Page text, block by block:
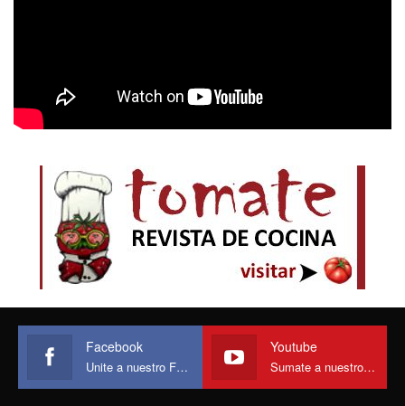
Facebook
Unite a nuestro Face
Youtube
Sumate a nuestro canal